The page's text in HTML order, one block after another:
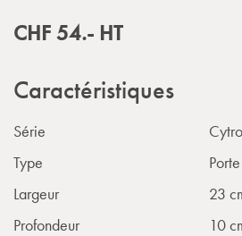
CHF54.- HT
Caractéristiques
Série
Cytro
Type
Largeur
23
Profondeur
10